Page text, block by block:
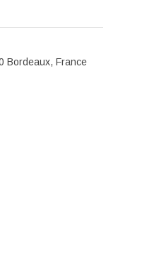
Bordeaux, France